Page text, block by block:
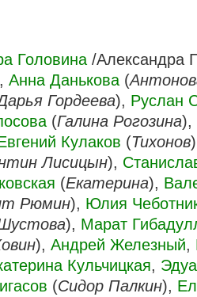
Головина /Александра
Анна Данькова (
Гордеева), Руслан
(Галина Рогозина),
Кулаков (Тихонов
Лисицын),
(Екатерина),
Рюмин), Юлия
), Марат
), Андрей Железный,
Кульчицкая,
(Сидор Палкин),